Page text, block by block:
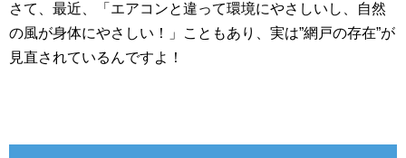
さて、最近、「エアコンと違って環境にやさしいし、自然
の風が身体にやさしい！」こともあり、実は”網戸の存在”が
見直されているんですよ！